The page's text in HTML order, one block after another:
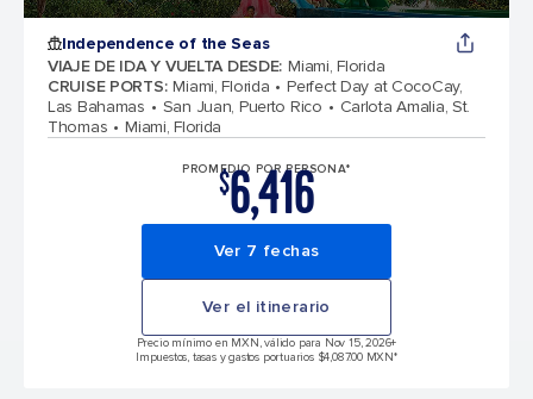
Independence of the Seas
VIAJE DE IDA Y VUELTA DESDE: Miami, Florida
CRUISE PORTS: Miami, Florida
Perfect Day at CocoCay,
Las Bahamas
San Juan, Puerto Rico
Carlota Amalia, St.
Thomas
Miami, Florida
PROMEDIO POR PERSONA*
$6,416
Ver 7 fechas
Ver el itinerario
Precio mínimo en MXN, válido para Nov 15, 2026+
Impuestos, tasas y gastos portuarios $4,087.00 MXN*